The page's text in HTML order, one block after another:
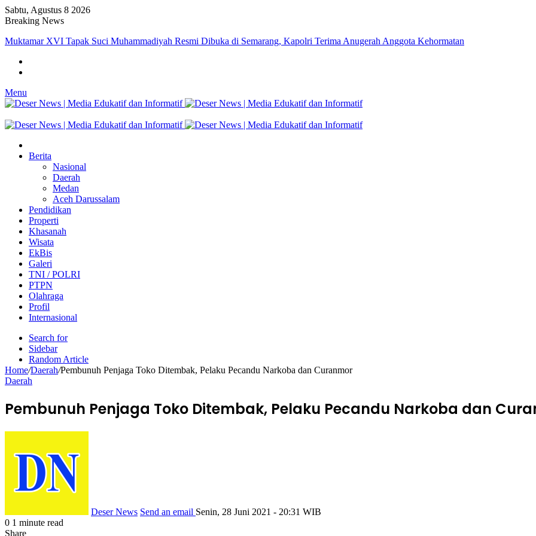
Sabtu, Agustus 8 2026
Breaking News
Setelah Usia 40 Tahun, Saatnya Menata Kembali Hidup
Menu
Berita
Nasional
Daerah
Medan
Aceh Darussalam
Pendidikan
Properti
Khasanah
Wisata
EkBis
Galeri
TNI / POLRI
PTPN
Olahraga
Profil
Internasional
Search for
Sidebar
Random Article
Home/Daerah/Pembunuh Penjaga Toko Ditembak, Pelaku Pecandu Narkoba dan Curanmor
Daerah
Pembunuh Penjaga Toko Ditembak, Pelaku Pecandu Narkoba dan
Deser News Send an email Senin, 28 Juni 2021 - 20:31 WIB
0 1 minute read
Share